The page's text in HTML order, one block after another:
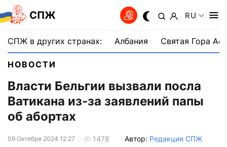
СПЖ RU
СПЖ в других странах: Албания Святая Гора
НОВОСТИ
Власти Бельгии вызвали посла
Ватикана из-за заявлений папы
об абортах
09 Октября 2024 12:27 1478 Автор: Редакция СПЖ